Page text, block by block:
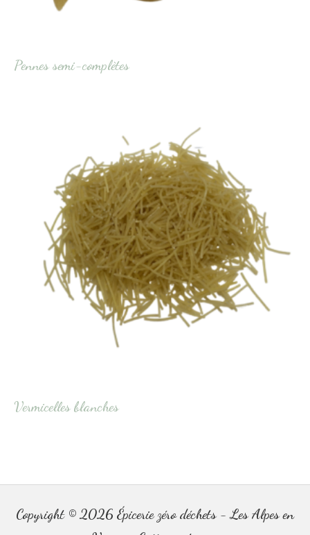
Pennes semi-complètes
Vermicelles blanches
Copyright © 2026 Épicerie zéro déchets - Les Alpes en